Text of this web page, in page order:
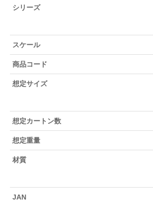
シリーズ
スケール
商品コード
想定サイズ
想定カートン数
想定重量
材質
JAN